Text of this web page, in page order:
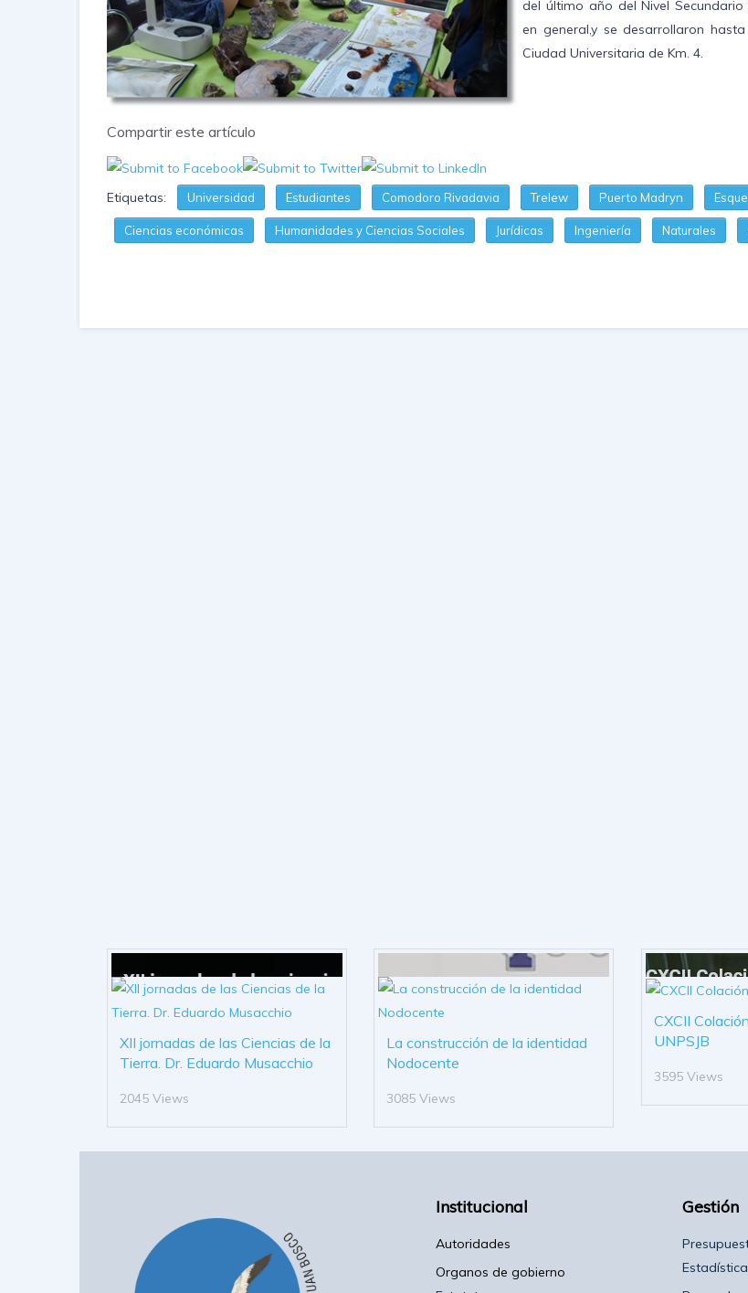
del último año del Nivel
en general,y se desarrollaron
Ciudad Universitaria de Km. 4.
Compartir este artículo
Etiquetas: Universidad Estudiantes Comodoro Rivadavia Trelew Puerto Madryn
Ciencias económicas Humanidades y Ciencias Sociales Jurídicas Ingeniería Naturales
XII jornadas de las Ciencias de la
Tierra. Dr. Eduardo Musacchio
2045 Views
La construcción de la identidad
Nodocente
3085 Views
CXCII
UNPSJB
3595 Views
Institucional
Autoridades
Organos de gobierno
Gestión